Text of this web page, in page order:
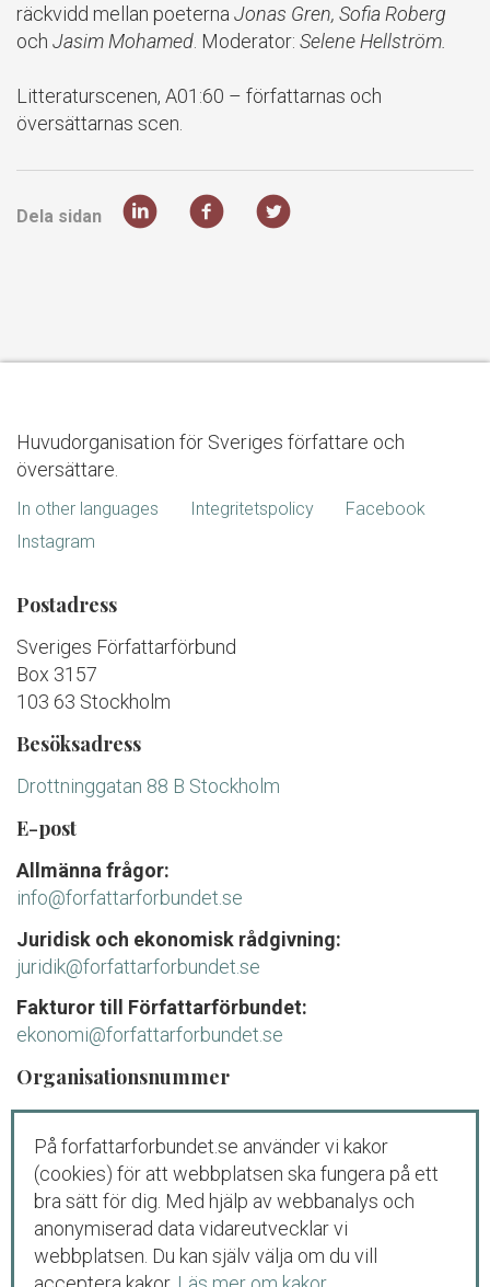
räckvidd mellan poeterna Jonas Gren, Sofia Roberg
och Jasim Mohamed . Moderator: Selene Hellström.
Litteraturscenen, A01:60 – författarnas och
översättarnas scen.
Dela sidan
Huvudorganisation för Sveriges författare och
översättare.
In other languages Integritetspolicy
Facebook
Instagram
Postadress
Sveriges Författarförbund
Box 3157
103 63 Stockholm
Besöksadress
Drottninggatan 88 B Stockholm
E-post
Allmänna frågor:
info@forfattarforbundet.se
Juridisk och ekonomisk rådgivning:
juridik@forfattarforbundet.se
Fakturor till Författarförbundet:
ekonomi@forfattarforbundet.se
Organisationsnummer
802004-7687
Telefon
Växeln:08-545 132 00
Tisdag-fredag: 09.00-11.00
Juridisk och ekonomisk rådgivning för
På forfattarforbundet.se använder vi kakor
(cookies) för att webbplatsen ska fungera på ett
bra sätt för dig. Med hjälp av webbanalys och
anonymiserad data vidareutvecklar vi
webbplatsen. Du kan själv välja om du vill